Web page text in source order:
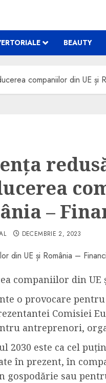
BEAUTY
companiilor din UE și
–
DECEMBRIE 2, 2023
companiilor din UE
o provocare
Comisiei
antreprenori,
este ca cel
în prezent, în
sau